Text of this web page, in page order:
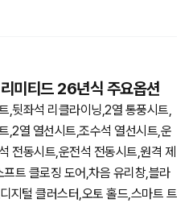
티드 26년식 주요옵션
,뒷좌석 리클라이닝,2열 통풍시트,
,2열 열선시트,조수석 열선시트,운
전동시트,운전석 전동시트,원격 제
트 클로징 도어,차음 유리창,블라
지털 클러스터,오토 홀드,스마트 트